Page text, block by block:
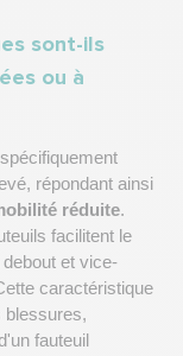
sont-ils
ou à
répondant ainsi
réduite.
facilitent le
et vice-
caractéristique
blessures,
fauteuil